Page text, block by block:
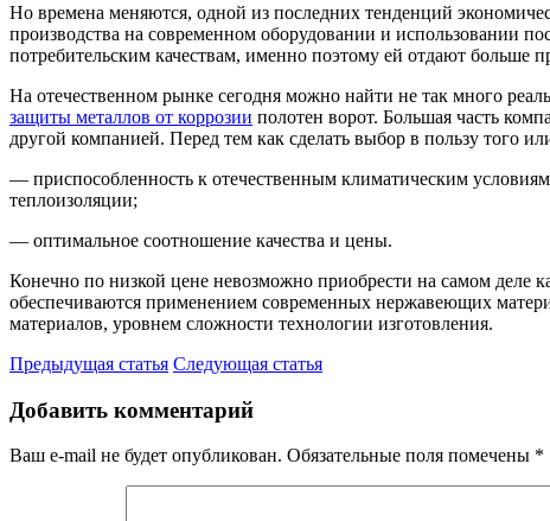
Но времена меняются, одной из последних тенденций
производства на современном оборудовании и использовании
потребительским качествам, именно поэтому ей отдают больше
На отечественном рынке сегодня можно найти не так много
защиты металлов от коррозии полотен ворот. Большая часть
другой компанией. Перед тем как сделать выбор в пользу того
— приспособленность к отечественным климатическим
теплоизоляции;
— оптимальное соотношение качества и цены.
Конечно по низкой цене невозможно приобрести на самом деле
обеспечиваются применением современных нержавеющих
материалов, уровнем сложности технологии изготовления.
Предыдущая статья Следующая статья
Добавить комментарий
Ваш e-mail не будет опубликован. Обязательные поля помечены *